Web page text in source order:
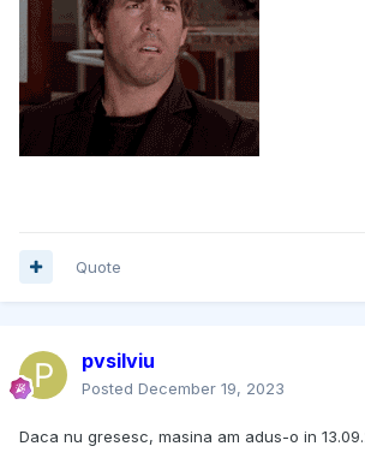
Quote
pvsilviu
Posted December 19, 2023
Daca nu gresesc, masina am adus-o in